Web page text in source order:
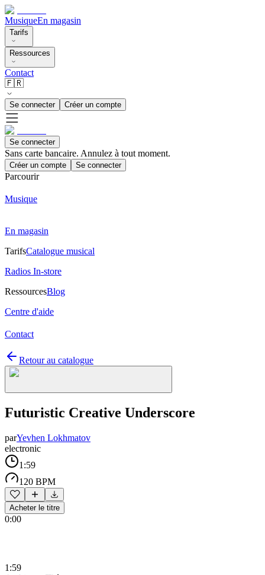
MusiqueEn magasin
Tarifs
Ressources
Contact
🇫🇷
Se connecter Créer un compte
Se connecter
Sans carte bancaire. Annulez à tout moment.
Créer un compte Se connecter
Parcourir
Musique
En magasin
TarifsCatalogue musical
Radios In-store
RessourcesBlog
Centre d'aide
Contact
Retour au catalogue
Futuristic Creative Underscore
parYevhen Lokhmatov
electronic
1:59
120 BPM
Acheter le titre
0:00
1:59